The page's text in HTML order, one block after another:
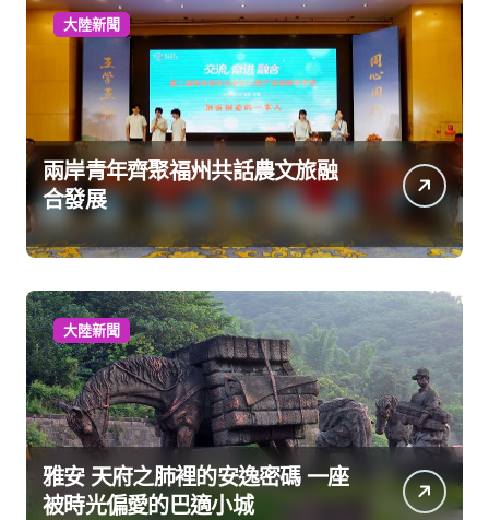
大陸新聞
兩岸青年齊聚福州共話農文旅融
合發展
大陸新聞
雅安 天府之肺裡的安逸密碼 一座
被時光偏愛的巴適小城